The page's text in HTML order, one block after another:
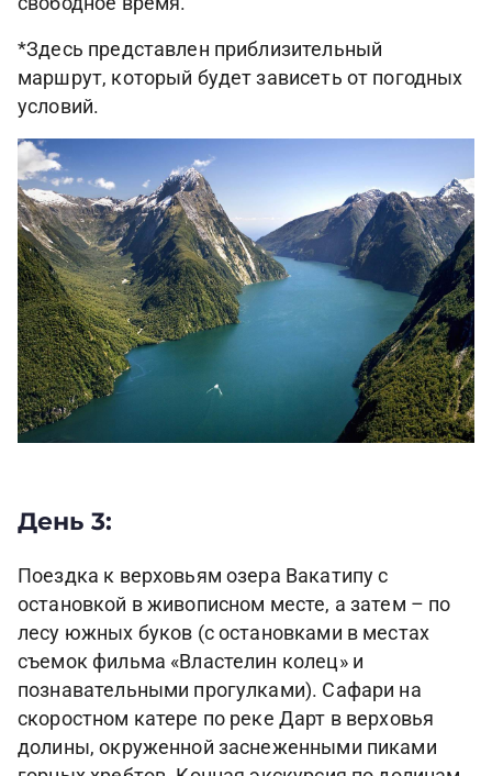
*Здесь представлен приблизительный
маршрут, который будет зависеть от погодных
условий.
День 3:
Поездка к верховьям озера Вакатипу с
остановкой в живописном месте, а затем – по
лесу южных буков (с остановками в местах
съемок фильма «Властелин колец» и
познавательными прогулками). Сафари на
скоростном катере по реке Дарт в верховья
долины, окруженной заснеженными пиками